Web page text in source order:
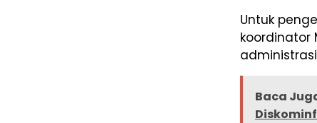
Untuk
koordinator
Baca